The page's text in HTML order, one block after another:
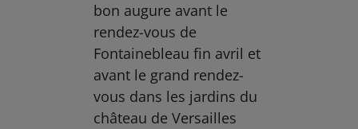
bon augure avant le
rendez-vous de
Fontainebleau fin avril et
avant le grand rendez-
vous dans les jardins du
château de Versailles